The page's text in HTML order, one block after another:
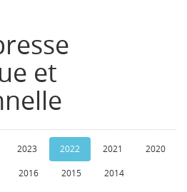
et
2023 2022 2021 2020
2016 2015 2014